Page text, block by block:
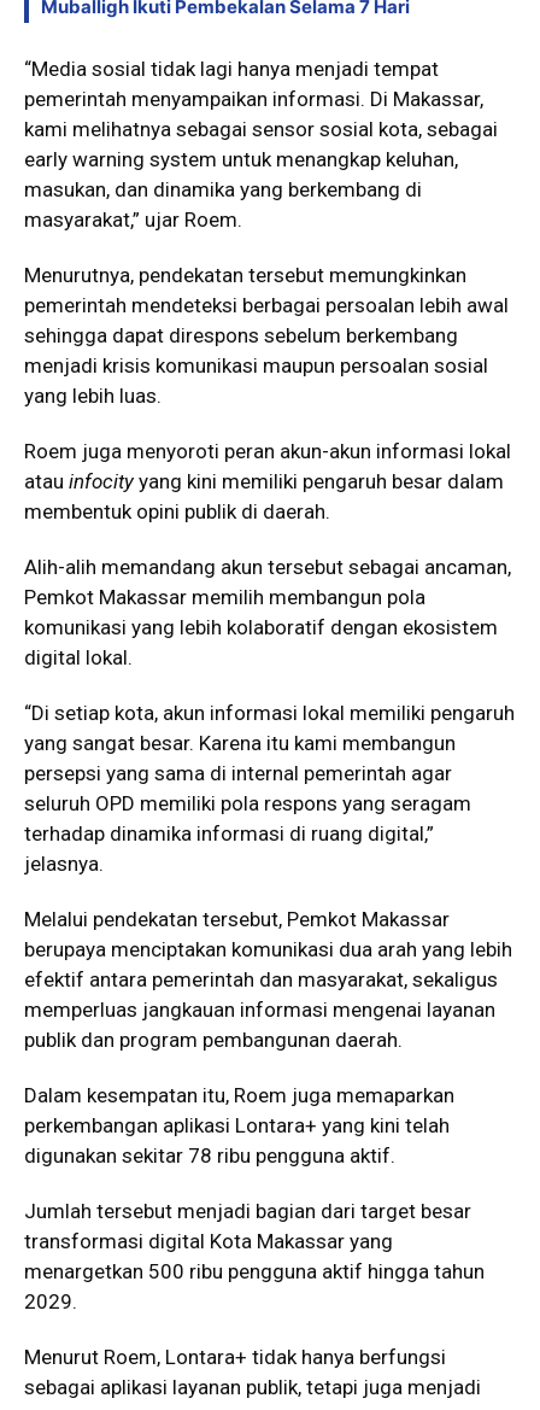
Muballigh Ikuti Pembekalan Selama 7 Hari
“Media sosial tidak lagi hanya menjadi tempat
pemerintah menyampaikan informasi. Di Makassar,
kami melihatnya sebagai sensor sosial kota, sebagai
early warning system untuk menangkap keluhan,
masukan, dan dinamika yang berkembang di
masyarakat,” ujar Roem.
Menurutnya, pendekatan tersebut memungkinkan
pemerintah mendeteksi berbagai persoalan lebih awal
sehingga dapat direspons sebelum berkembang
menjadi krisis komunikasi maupun persoalan sosial
yang lebih luas.
Roem juga menyoroti peran akun-akun informasi lokal
atau infocityyang kini memiliki pengaruh besar dalam
membentuk opini publik di daerah.
Alih-alih memandang akun tersebut sebagai ancaman,
Pemkot Makassar memilih membangun pola
komunikasi yang lebih kolaboratif dengan ekosistem
digital lokal.
“Di setiap kota, akun informasi lokal memiliki pengaruh
yang sangat besar. Karena itu kami membangun
persepsi yang sama di internal pemerintah agar
seluruh OPD memiliki pola respons yang seragam
terhadap dinamika informasi di ruang digital,”
jelasnya.
Melalui pendekatan tersebut, Pemkot Makassar
berupaya menciptakan komunikasi dua arah yang lebih
efektif antara pemerintah dan masyarakat, sekaligus
memperluas jangkauan informasi mengenai layanan
publik dan program pembangunan daerah.
Dalam kesempatan itu, Roem juga memaparkan
perkembangan aplikasi Lontara+ yang kini telah
digunakan sekitar 78 ribu pengguna aktif.
Jumlah tersebut menjadi bagian dari target besar
transformasi digital Kota Makassar yang
menargetkan 500 ribu pengguna aktif hingga tahun
2029.
Menurut Roem, Lontara+ tidak hanya berfungsi
sebagai aplikasi layanan publik, tetapi juga menjadi